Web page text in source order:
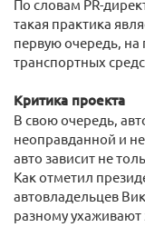
По словам PR-
такая практика
первую очередь,
транспортных
Критика проекта
В свою очередь,
неоправданной и
авто зависит не
Как отметил
автовладельцев
разному